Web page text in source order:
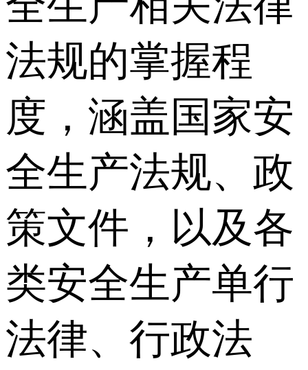
法规的掌握程
度，涵盖国家安
全生产法规、政
策文件，以及各
类安全生产单行
法律、行政法